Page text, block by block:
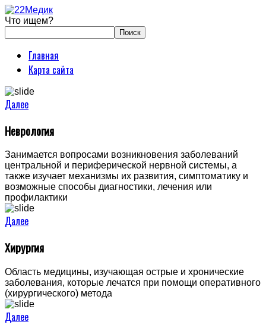
Что ищем?
Главная
Карта сайта
Далее
Неврология
Занимается вопросами возникновения заболеваний
центральной и периферической нервной системы, а
также изучает механизмы их развития, симптоматику и
возможные способы диагностики, лечения или
профилактики
Далее
Хирургия
Область медицины, изучающая острые и хронические
заболевания, которые лечатся при помощи оперативного
(хирургического) метода
Далее